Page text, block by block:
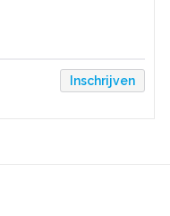
Inschrijven